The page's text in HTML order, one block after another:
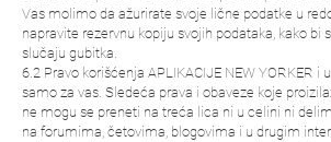
Vas molimo da ažurirate svoje lične podatke u
napravite rezervnu kopiju svojih podataka, kako bi
slučaju gubitka.
6.2 Pravo korišćenja APLIKACIJE NEW YORKER i
samo za vas. Sledeća prava i obaveze koje
ne mogu se preneti na treća lica ni u celini ni
na forumima, četovima, blogovima i u drugim